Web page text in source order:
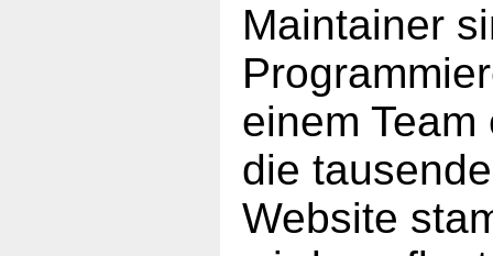
Maintainer
einem
die
Website